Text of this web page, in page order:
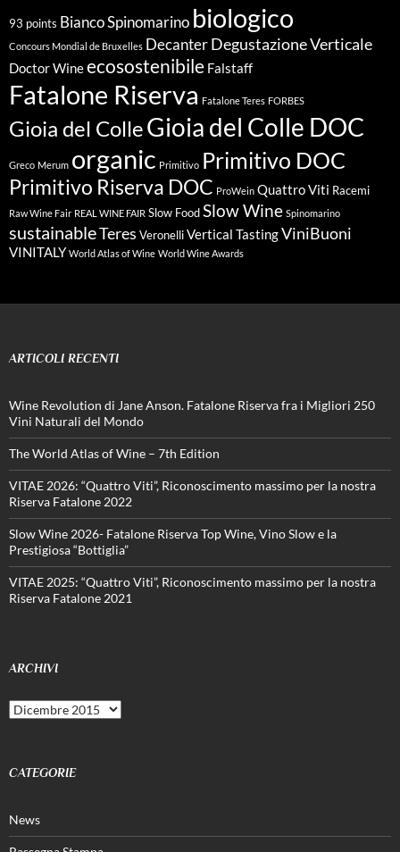
93 points Bianco Spinomarino biologico
Concours Mondial de Bruxelles DecanterDegustazione Verticale
Doctor Wineecosostenibile Falstaff
Fatalone Riserva Fatalone Teres FORBES
Gioia del ColleGioia del Colle DOC
Greco Merum organic Primitivo Primitivo DOC
Primitivo Riserva DOC ProWein Quattro Viti Racemi
Raw Wine Fair REAL WINE FAIR Slow FoodSlow Wine Spinomarino
sustainableTeres VeronelliVertical TastingViniBuoni
VINITALY World Atlas of Wine World Wine Awards
ARTICOLI RECENTI
Wine Revolution di Jane Anson. Fatalone Riserva fra i Migliori 250
Vini Naturali del Mondo
The World Atlas of Wine – 7th Edition
VITAE 2026: “Quattro Viti”, Riconoscimento massimo per la nostra
Riserva Fatalone 2022
Slow Wine 2026- Fatalone Riserva Top Wine, Vino Slow e la
Prestigiosa “Bottiglia”
VITAE 2025: “Quattro Viti”, Riconoscimento massimo per la nostra
Riserva Fatalone 2021
ARCHIVI
Archivi
CATEGORIE
News